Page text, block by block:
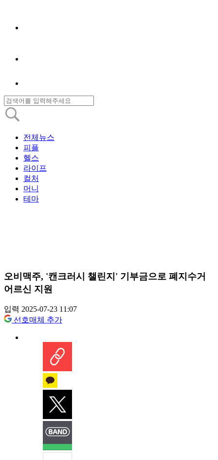
전체뉴스
피플
헬스
라이프
컬처
머니
테마
오비맥주, '캔크러시 챌린지' 기부금으로 폐지수거
어르신 지원
입력 2025-07-23 11:07
선호매체 추가